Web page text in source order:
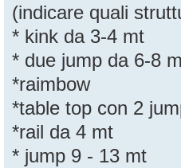
(indicare quali
* kink da 3-4 mt
* due jump da 6-8
*raimbow
*table top con 2
*rail da 4 mt
* jump 9 - 13 mt